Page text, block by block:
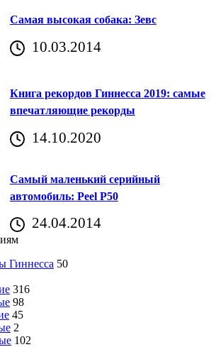
Самая высокая собака: Зевс
10.03.2014
Книга рекордов Гиннесса 2019: самые
впечатляющие рекорды
14.10.2020
Самый маленький серийный
автомобиль: Peel P50
24.04.2014
Гиннесса 50
316
98
45
2
102